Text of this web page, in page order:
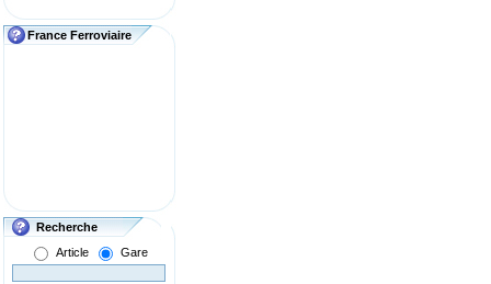
France Ferroviaire
Recherche
Article
Gare